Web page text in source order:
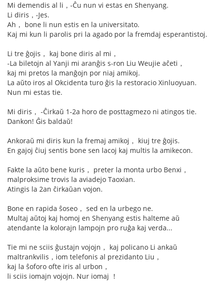
Mi demendis al li，-Ĉu nun vi estas en Shenyang.
Li diris，-Jes.
Ah， bone li nun estis en la universitato.
Kaj mi kun li parolis pri la agado por la fremdaj esperantistoj.
Li tre ĝojis， kaj bone diris al mi，
-La biletojn al Yanji mi aranĝis s-ron Liu Weujie aĉeti，
kaj mi pretos la manĝojn por niaj amikoj.
La aŭto iros al Okcidenta turo ĝis la restoracio Xinluoyuan.
Nun mi estas tie.
Mi diris， -Ĉirkaŭ 1-2a horo de posttagmezo ni atingos tie.
Dankon! Ĝis baldaŭ!
Ankoraŭ mi diris kun la fremaj amikoj， kiuj tre ĝojis.
En gajoj ĉiuj sentis bone sen lacoj kaj multis la amikecon.
Fakte la aŭto bene kuris， preter la monta urbo Benxi，
malproksime trovis la aviadejo Taoxian.
Atingis la 2an ĉirkaŭan vojon.
Bone en rapida ŝoseo， sed en la urbego ne.
Multaj aŭtoj kaj homoj en Shenyang estis halteme aŭ
atendante la kolorajn lampojn pro ruĝa kaj verda...
Tie mi ne sciis ĝustajn vojojn， kaj policano Li ankaŭ
maltrankvilis，iom telefonis al prezidanto Liu，
kaj la ŝoforo ofte iris al urbon，
li sciis iomajn vojojn. Nur iomaj ！